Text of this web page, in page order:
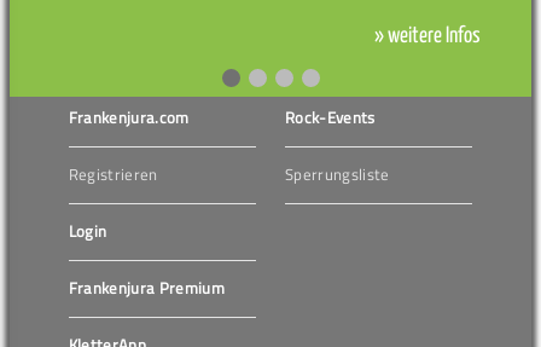
» weitere Infos
Frankenjura.com
Registrieren
Login
Frankenjura Premium
Rock-Events
Sperrungsliste